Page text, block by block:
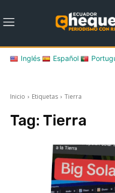
Inglés Español
Inicio Etiquetas Tierra
Tag: Tierra